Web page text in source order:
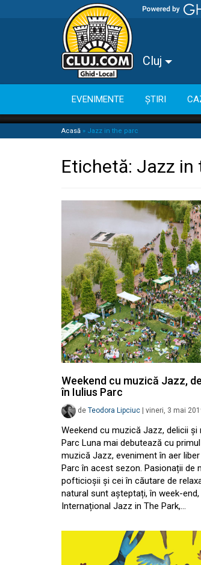
Cluj
EVENIMENTE ȘTIRI
Acasă » Jazz in the parc
Etichetă: Jazz in
Weekend cu muzică Jazz,
în Iulius Parc
de Teodora Lipciuc vineri, 3 mai
Weekend cu muzică Jazz, delicii și
Parc Luna mai debutează cu
muzică Jazz, eveniment în aer
Parc în acest sezon. Pasionații de
pofticioșii și cei în căutare de
natural sunt așteptați, în week-
Internațional Jazz in The Park,…